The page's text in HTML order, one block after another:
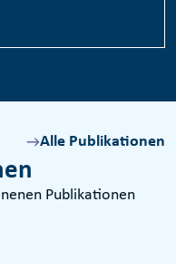
Publikationen
Alle Publikationen